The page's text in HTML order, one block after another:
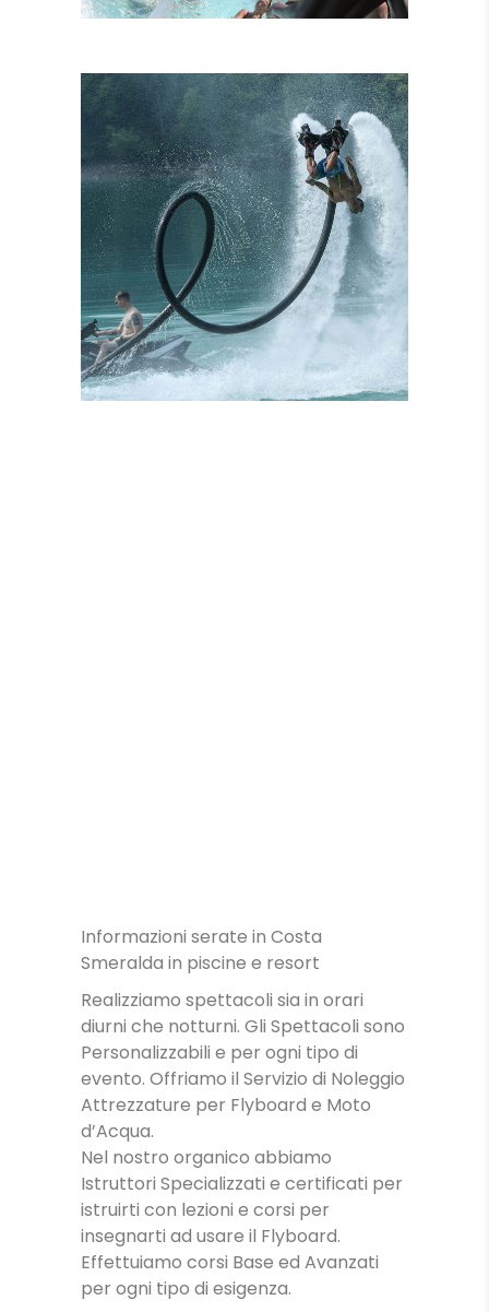
ATTRAZIONI
COMBINATE
LEZIONI
Informazioni serate in Costa
Smeralda in piscine e resort
Realizziamo spettacoli sia in orari
diurni che notturni. Gli Spettacoli sono
Personalizzabili e per ogni tipo di
evento. Offriamo il Servizio di Noleggio
Attrezzature per Flyboard e Moto
d’Acqua.
Nel nostro organico abbiamo
Istruttori Specializzati e certificati per
istruirti con lezioni e corsi per
insegnarti ad usare il Flyboard.
Effettuiamo corsi Base ed Avanzati
per ogni tipo di esigenza.